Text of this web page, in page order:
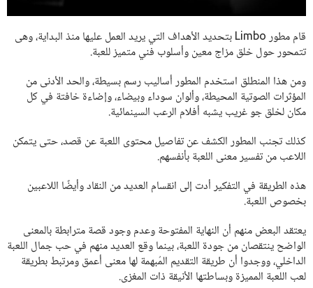
قام مطور Limbo بتحديد الأهداف التي يريد العمل عليها منذ البداية، وهى
تتمحور حول خلق مزاج معين وأسلوب فني متميز للعبة.
ومن هذا المنطلق استخدم المطور أساليب رسم بسيطة، والحد الأدنى من
المؤثرات الصوتية المحيطة، وألوان سوداء وبيضاء، وإضاءة خافتة في كل
مكان لخلق جو غريب يشبه أفلام الرعب السينمائية.
كذلك تجنب المطور الكشف عن تفاصيل محتوى اللعبة عن قصد، حتى يتمكن
اللاعب من تفسير معنى اللعبة بأنفسهم.
هذه الطريقة في التفكير أدت إلى انقسام العديد من النقاد وأيضًا اللاعبين
بخصوص اللعبة.
يعتقد البعض منهم أن النهاية المفتوحة وعدم وجود قصة مترابطة بالمعنى
الواضح ينتقصان من جودة اللعبة، بينما وقع العديد منهم في حب جمال اللعبة
الداخلي، ووجدوا أن طريقة التقديم المُبهمة لها معنى أعمق ومرتبط بطريقة
لعب اللعبة المميزة وبساطتها الأنيقة ذات المغزى.